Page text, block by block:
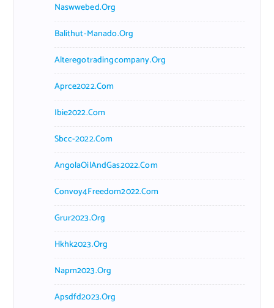
Naswwebed.org
Balithut-Manado.org
Alteregotradingcompany.org
Aprce2022.com
Ibie2022.com
Sbcc-2022.com
AngolaOilAndGas2022.com
Convoy4Freedom2022.com
Grur2023.org
Hkhk2023.org
Napm2023.org
Apsdfd2023.org